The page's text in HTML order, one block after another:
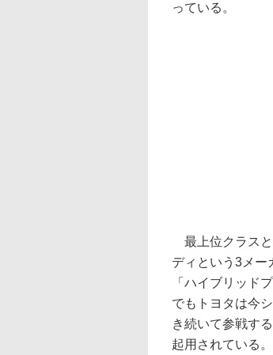
っている。
最上位クラスと
ディという3メー
「ハイブリッド
でもトヨタは今
き続いて参戦す
起用されている